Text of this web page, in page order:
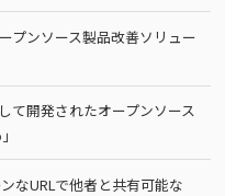
プンソース製品改善ソリュー
開発されたオープンソース
なURLで他者と共有可能な